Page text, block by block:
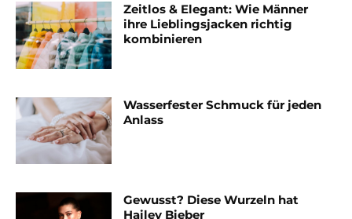
Zeitlos & Elegant: Wie Männer
ihre Lieblingsjacken richtig
kombinieren
Wasserfester Schmuck für jeden
Anlass
Gewusst? Diese Wurzeln hat
Hailey Bieber